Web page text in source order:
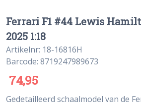
Ferrari F1 #44 Lewis
2025 1:18
Artikelnr: 18-16816H
Barcode: 8719247989673
74,95
Gedetailleerd schaalmodel van de